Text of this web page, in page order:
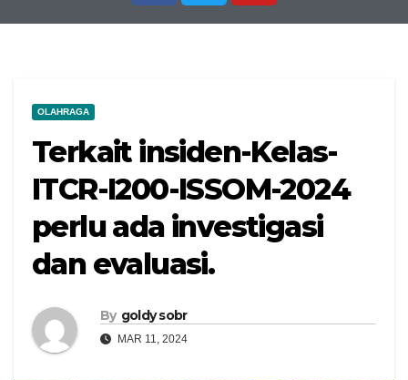
OLAHRAGA
Terkait insiden-Kelas-
ITCR-I200-ISSOM-2024
perlu ada investigasi
dan evaluasi.
By goldy sobr
MAR 11, 2024